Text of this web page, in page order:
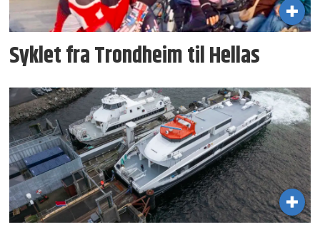
Syklet fra Trondheim til Hellas